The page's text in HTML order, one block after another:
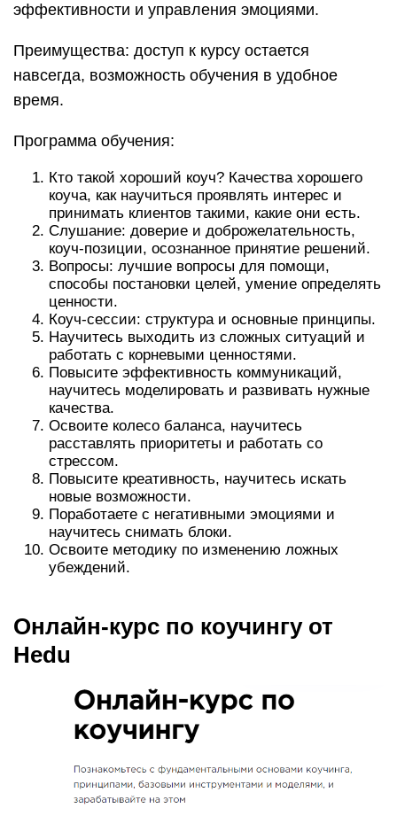
эффективности и управления эмоциями.
Преимущества: доступ к курсу остается
навсегда, возможность обучения в удобное
время.
Программа обучения:
Кто такой хороший коуч? Качества хорошего
коуча, как научиться проявлять интерес и
принимать клиентов такими, какие они есть.
Слушание: доверие и доброжелательность,
коуч-позиции, осознанное принятие решений.
Вопросы: лучшие вопросы для помощи,
способы постановки целей, умение определять
ценности.
Коуч-сессии: структура и основные принципы.
Научитесь выходить из сложных ситуаций и
работать с корневыми ценностями.
Повысите эффективность коммуникаций,
научитесь моделировать и развивать нужные
качества.
Освоите колесо баланса, научитесь
расставлять приоритеты и работать со
стрессом.
Повысите креативность, научитесь искать
новые возможности.
Поработаете с негативными эмоциями и
научитесь снимать блоки.
Освоите методику по изменению ложных
убеждений.
Онлайн-курс по коучингу от
Hedu